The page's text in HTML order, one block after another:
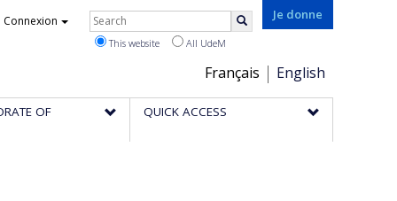
Je donne
Choix
de
la
Français English
Connexion Rechercher
This website All UdeM
OF QUICK ACCESS